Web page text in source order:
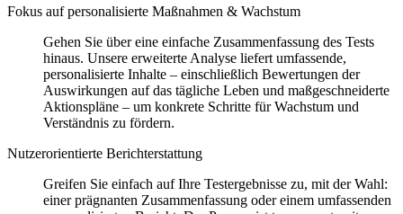
Fokus auf personalisierte Maßnahmen & Wachstum
Gehen Sie über eine einfache Zusammenfassung des Tests
hinaus. Unsere erweiterte Analyse liefert umfassende,
personalisierte Inhalte – einschließlich Bewertungen der
Auswirkungen auf das tägliche Leben und maßgeschneiderte
Aktionspläne – um konkrete Schritte für Wachstum und
Verständnis zu fördern.
Nutzerorientierte Berichterstattung
Greifen Sie einfach auf Ihre Testergebnisse zu, mit der Wahl:
einer prägnanten Zusammenfassung oder einem umfassenden